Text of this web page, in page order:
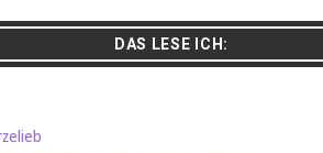
DAS LESE ICH: